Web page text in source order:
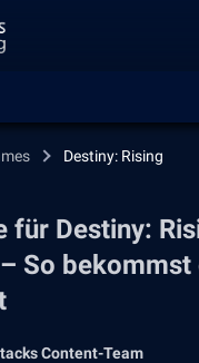
Destiny: Rising
für Destiny:
So bekommst
Content-Team